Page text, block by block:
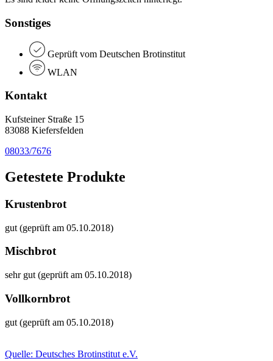
Sonstiges
Geprüft vom Deutschen Brotinstitut
WLAN
Kontakt
Kufsteiner Straße 15
83088 Kiefersfelden
08033/7676
Getestete Produkte
Krustenbrot
gut (geprüft am 05.10.2018)
Mischbrot
sehr gut (geprüft am 05.10.2018)
Vollkornbrot
gut (geprüft am 05.10.2018)
Quelle: Deutsches Brotinstitut e.V.